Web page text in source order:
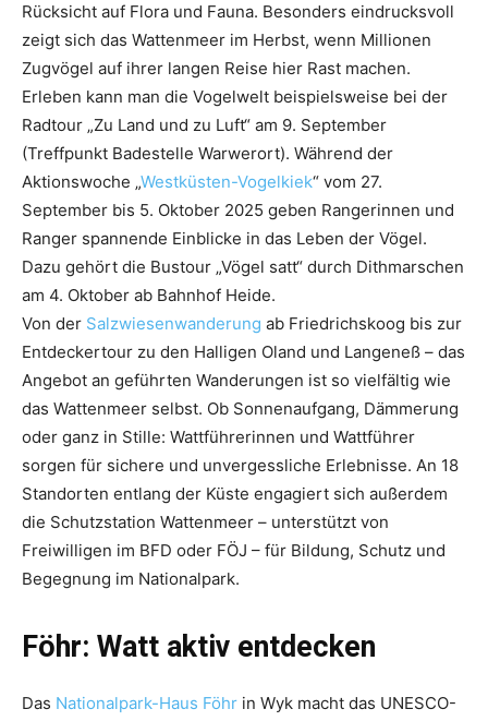
Rücksicht auf Flora und Fauna. Besonders eindrucksvoll
zeigt sich das Wattenmeer im Herbst, wenn Millionen
Zugvögel auf ihrer langen Reise hier Rast machen.
Erleben kann man die Vogelwelt beispielsweise bei der
Radtour „Zu Land und zu Luft“ am 9. September
(Treffpunkt Badestelle Warwerort). Während der
Aktionswoche „Westküsten-Vogelkiek“ vom 27.
September bis 5. Oktober 2025 geben Rangerinnen und
Ranger spannende Einblicke in das Leben der Vögel.
Dazu gehört die Bustour „Vögel satt“ durch Dithmarschen
am 4. Oktober ab Bahnhof Heide.
Von der Salzwiesenwanderung ab Friedrichskoog bis zur
Entdeckertour zu den Halligen Oland und Langeneß – das
Angebot an geführten Wanderungen ist so vielfältig wie
das Wattenmeer selbst. Ob Sonnenaufgang, Dämmerung
oder ganz in Stille: Wattführerinnen und Wattführer
sorgen für sichere und unvergessliche Erlebnisse. An 18
Standorten entlang der Küste engagiert sich außerdem
die Schutzstation Wattenmeer – unterstützt von
Freiwilligen im BFD oder FÖJ – für Bildung, Schutz und
Begegnung im Nationalpark.
Föhr: Watt aktiv entdecken
Das Nationalpark-Haus Föhr in Wyk macht das UNESCO-